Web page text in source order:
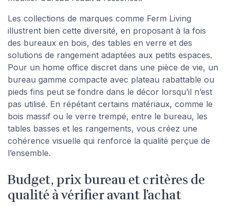
Les collections de marques comme Ferm Living
illustrent bien cette diversité, en proposant à la fois
des bureaux en bois, des tables en verre et des
solutions de rangement adaptées aux petits espaces.
Pour un home office discret dans une pièce de vie, un
bureau gamme compacte avec plateau rabattable ou
pieds fins peut se fondre dans le décor lorsqu’il n’est
pas utilisé. En répétant certains matériaux, comme le
bois massif ou le verre trempé, entre le bureau, les
tables basses et les rangements, vous créez une
cohérence visuelle qui renforce la qualité perçue de
l’ensemble.
Budget, prix bureau et critères de
qualité à vérifier avant l’achat